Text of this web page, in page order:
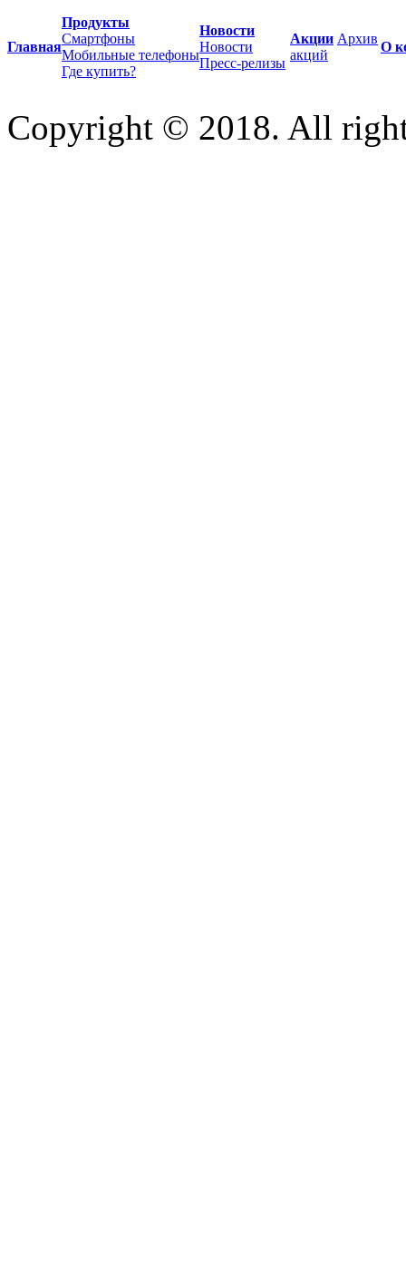
Главная
Продукты
Смартфоны
Мобильные телефоны
Где купить?
Новости
Новости
Пресс-релизы
Акции Архив
акций
О
Copyright © 2018. All